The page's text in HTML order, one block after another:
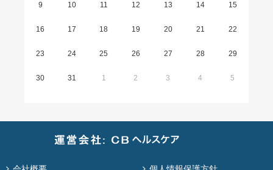
9 10 11 12 13 14 15
16 17 18 19 20 21 22
23 24 25 26 27 28 29
30 31 1 2 3 4 5